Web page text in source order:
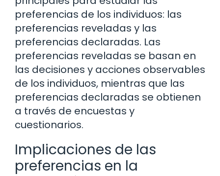
preferencias de los individuos: las
preferencias reveladas y las
preferencias declaradas. Las
preferencias reveladas se basan en
las decisiones y acciones observables
de los individuos, mientras que las
preferencias declaradas se obtienen
a través de encuestas y
cuestionarios.
Implicaciones de las
preferencias en la